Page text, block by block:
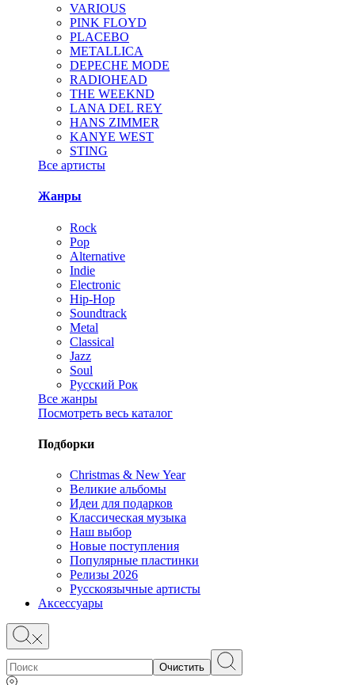
VARIOUS
PINK FLOYD
PLACEBO
METALLICA
DEPECHE MODE
RADIOHEAD
THE WEEKND
LANA DEL REY
HANS ZIMMER
KANYE WEST
STING
Все артисты
Жанры
Rock
Pop
Alternative
Indie
Electronic
Hip-Hop
Soundtrack
Metal
Classical
Jazz
Soul
Русский Рок
Все жанры
Посмотреть весь каталог
Подборки
Christmas & New Year
Великие альбомы
Идеи для подарков
Классическая музыка
Наш выбор
Новые поступления
Популярные пластинки
Релизы 2026
Русскоязычные артисты
Аксессуары
Очистить